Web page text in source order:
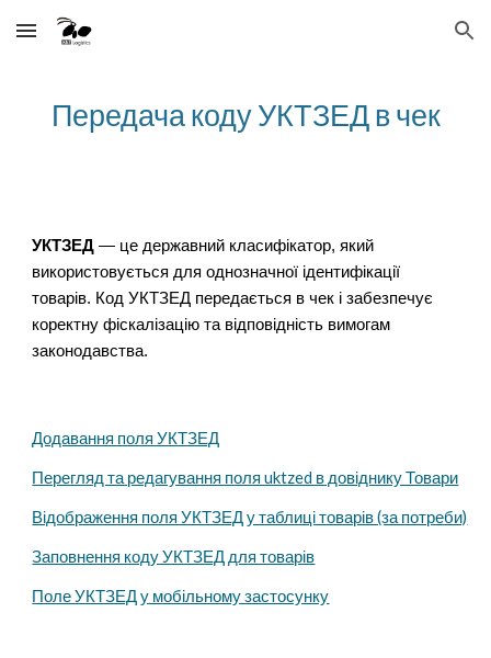
Skip to main content Skip to navigation
Передача коду УКТЗЕД в чек
УКТЗЕД — це державний класифікатор, який
використовується для однозначної ідентифікації
товарів. Код УКТЗЕД передається в чек і забезпечує
коректну фіскалізацію та відповідність вимогам
законодавства.
Додавання поля УКТЗЕД
Перегляд та редагування поля uktzed в довіднику Товари
Відображення поля УКТЗЕД у таблиці товарів (за потреби)
Заповнення коду УКТЗЕД для товарів
Поле УКТЗЕД у мобільному застосунку